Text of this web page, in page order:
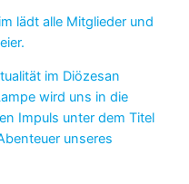
lädt alle Mitglieder und
im Diözesan
wird uns in die
Impuls unter dem Titel
unseres